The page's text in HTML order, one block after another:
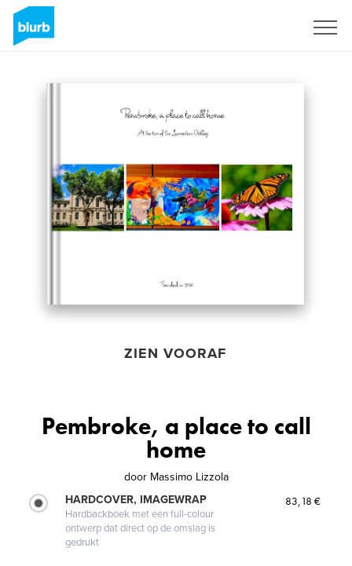
ZIEN VOORAF
Pembroke, a place to call
home
door Massimo Lizzola
HARDCOVER, IMAGEWRAP
Hardbackboek met een full-colour
ontwerp dat direct op de omslag is
gedrukt
83,18 €